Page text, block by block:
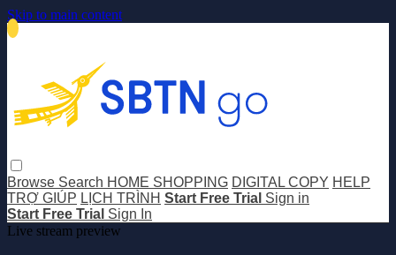
Skip to main content
Browse Search HOME SHOPPING DIGITAL COPY HELP
TRỢ GIÚP LỊCH TRÌNH Start Free Trial Sign in
Start Free Trial Sign In
Live stream preview